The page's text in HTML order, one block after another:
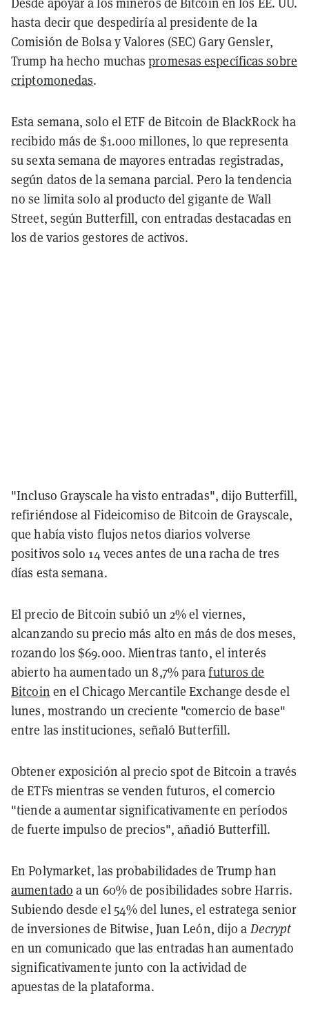
hasta decir que despediría al presidente de la
Comisión de Bolsa y Valores (SEC) Gary Gensler,
Trump ha hecho muchaspromesas específicas sobre
criptomonedas.
Esta semana, solo el ETF de Bitcoin de BlackRock ha
recibido más de $1.000 millones, lo que representa
su sexta semana de mayores entradas registradas,
según datos de la semana parcial. Pero la tendencia
no se limita solo al producto del gigante de Wall
Street, según Butterfill, con entradas destacadas en
los de varios gestores de activos.
"Incluso Grayscale ha visto entradas", dijo Butterfill,
refiriéndose al Fideicomiso de Bitcoin de Grayscale,
que había visto flujos netos diarios volverse
positivos solo 14 veces antes de una racha de tres
días esta semana.
El precio de Bitcoin subió un 2% el viernes,
alcanzando su precio más alto en más de dos meses,
rozando los $69.000. Mientras tanto, el interés
abierto ha aumentado un 8,7% parafuturos de
Bitcoin en el Chicago Mercantile Exchange desde el
lunes, mostrando un creciente "comercio de base"
entre las instituciones, señaló Butterfill.
Obtener exposición al precio spot de Bitcoin a través
de ETFs mientras se venden futuros, el comercio
"tiende a aumentar significativamente en períodos
de fuerte impulso de precios", añadió Butterfill.
En Polymarket, las probabilidades de Trump han
aumentado a un 60% de posibilidades sobre Harris.
Subiendo desde el 54% del lunes, el estratega senior
de inversiones de Bitwise, Juan León, dijo a Decrypt
en un comunicado que las entradas han aumentado
significativamente junto con la actividad de
apuestas de la plataforma.